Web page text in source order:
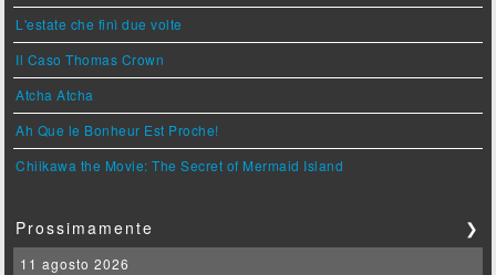
L'estate che finì due volte
Il Caso Thomas Crown
Atcha Atcha
Ah Que le Bonheur Est Proche!
Chiikawa the Movie: The Secret of Mermaid Island
Prossimamente ❯
11 agosto 2026